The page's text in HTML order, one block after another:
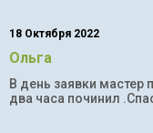
18 Октября 2022
Ольга
В день заявки мастер
два часа починил